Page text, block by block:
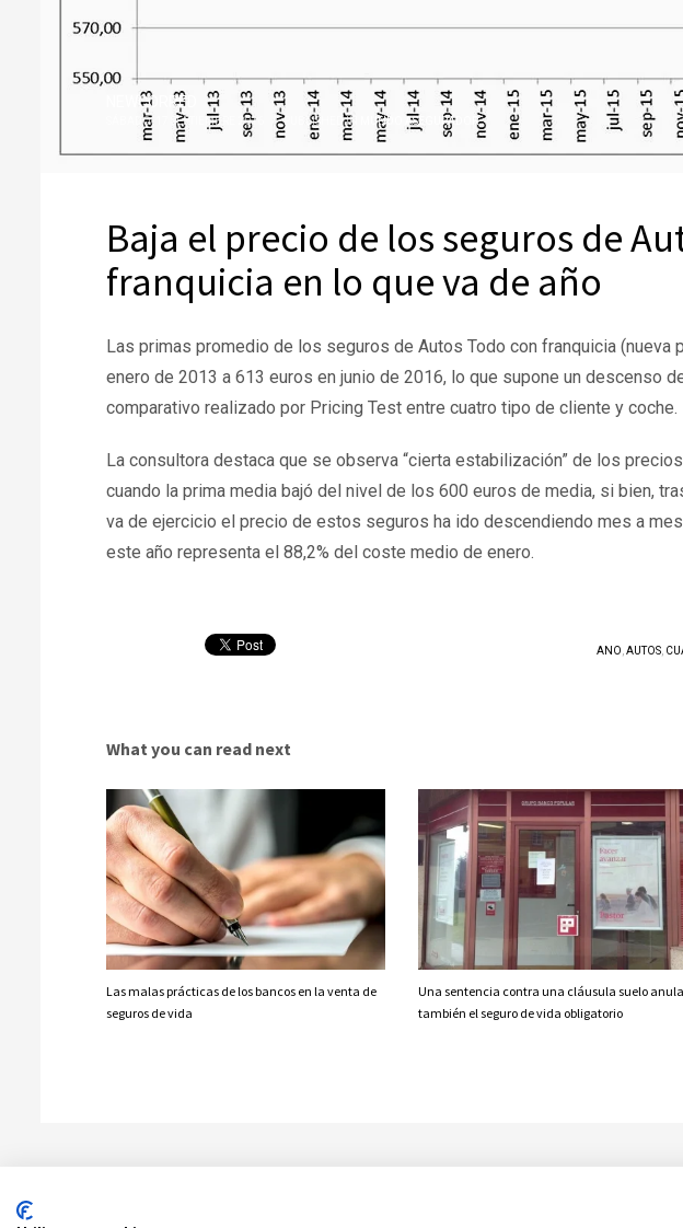
NEWCORRED
SÁBADO, 17 SEPTIEMBRE 2016 PUBLISHED IN MUNDO ASEGURADOR
Baja el precio de los seguros de
franquicia en lo que va de año
Las primas promedio de los seguros de Autos Todo con franquicia (nueva
enero de 2013 a 613 euros en junio de 2016, lo que supone un descenso
comparativo realizado por Pricing Test entre cuatro tipo de cliente y coche.
La consultora destaca que se observa “cierta estabilización” de los
cuando la prima media bajó del nivel de los 600 euros de media, si bien,
va de ejercicio el precio de estos seguros ha ido descendiendo mes a
este año representa el 88,2% del coste medio de enero.
ANO AUTOS
What you can read next
Las malas prácticas de los bancos en la venta de
seguros de vida
Una sentencia contra una cláusula suelo anula
también el seguro de vida obligatorio